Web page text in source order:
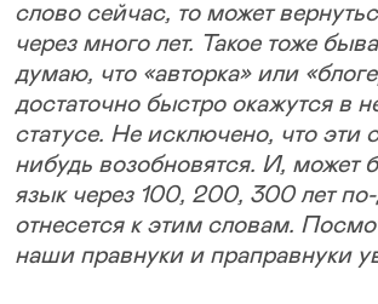
слово сейчас, то может
через много лет. Такое тоже
думаю, что «авторка» или
достаточно быстро окажутся в
статусе. Не исключено, что эти
нибудь возобновятся. И, может
язык через 100, 200, 300 лет
отнесется к этим словам.
наши правнуки и праправнуки